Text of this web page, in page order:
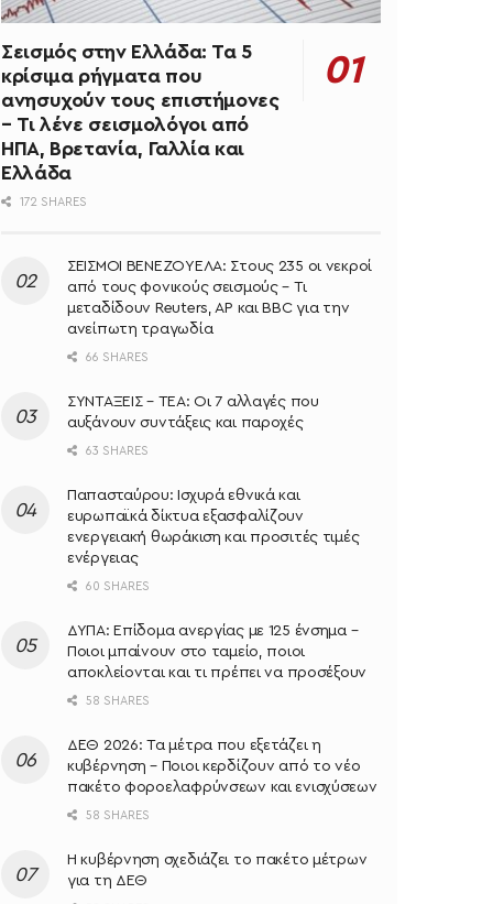
Σεισμός στην Ελλάδα: Τα 5
κρίσιμα ρήγματα που
ανησυχούν τους επιστήμονες
– Τι λένε σεισμολόγοι από
ΗΠΑ, Βρετανία, Γαλλία και
Ελλάδα
172 SHARES
ΣΕΙΣΜΟΙ ΒΕΝΕΖΟΥΕΛΑ: Στους 235 οι νεκροί
από τους φονικούς σεισμούς – Τι
μεταδίδουν Reuters, AP και BBC για την
ανείπωτη τραγωδία
66 SHARES
ΣΥΝΤΑΞΕΙΣ – ΤΕΑ: Οι 7 αλλαγές που
αυξάνουν συντάξεις και παροχές
63 SHARES
Παπασταύρου: Ισχυρά εθνικά και
ευρωπαϊκά δίκτυα εξασφαλίζουν
ενεργειακή θωράκιση και προσιτές τιμές
ενέργειας
60 SHARES
ΔΥΠΑ: Επίδομα ανεργίας με 125 ένσημα –
Ποιοι μπαίνουν στο ταμείο, ποιοι
αποκλείονται και τι πρέπει να προσέξουν
58 SHARES
ΔΕΘ 2026: Τα μέτρα που εξετάζει η
κυβέρνηση – Ποιοι κερδίζουν από το νέο
πακέτο φοροελαφρύνσεων και ενισχύσεων
58 SHARES
Η κυβέρνηση σχεδιάζει το πακέτο μέτρων
για τη ΔΕΘ